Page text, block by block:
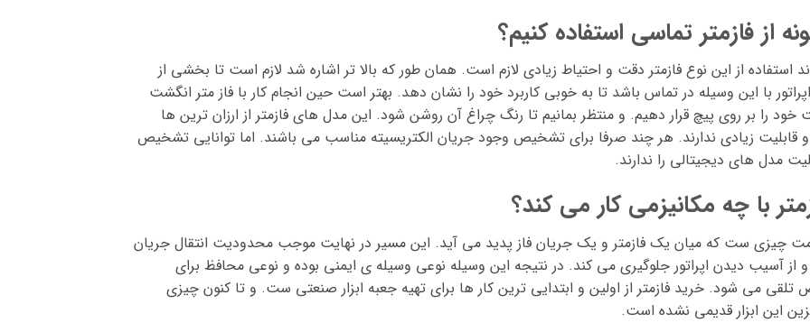
از فازمتر تماسی استفاده کنیم؟
استفاده از این نوع فازمتر دقت و احتیاط زیادی لازم است. همان طور که بالا تر اشاره شد لازم است تا بخشی از
با این وسیله در تماس باشد تا به خوبی کاربرد خود را نشان دهد. بهتر است حین انجام کار با فاز متر انگشت
را بر روی پیچ قرار دهیم. و منتظر بمانیم تا رنگ چراغ آن روشن شود. این مدل های فازمتر از ارزان ترین ها
و قابلیت زیادی ندارند. هر چند صرفا برای تشخیص وجود جریان الکتریسیته مناسب می باشند. اما توانایی تشخیص
مدل های دیجیتالی را ندارند.
با چه مکانیزمی کار می کند؟
چیزی ست که میان یک فازمتر و یک جریان فاز پدید می آید. این مسیر در نهایت موجب محدودیت انتقال جریان
از آسیب دیدن اپراتور جلوگیری می کند. در نتیجه این وسیله نوعی وسیله ی ایمنی بوده و نوعی محافظ برای
می شود. خرید فازمتر از اولین و ابتدایی ترین کار ها برای تهیه جعبه ابزار صنعتی ست. و تا کنون چیزی
این ابزار قدیمی نشده است.